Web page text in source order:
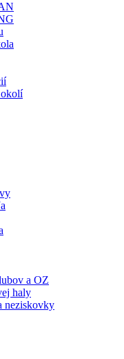
okolí
a OZ
haly
neziskovky